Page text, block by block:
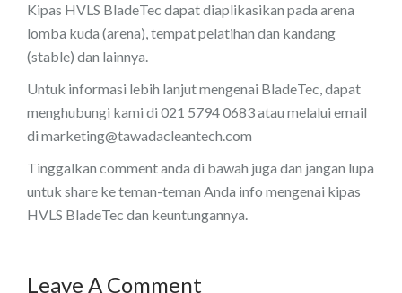
Kipas HVLS BladeTec dapat diaplikasikan pada arena
lomba kuda (arena), tempat pelatihan dan kandang
(stable) dan lainnya.
Untuk informasi lebih lanjut mengenai BladeTec, dapat
menghubungi kami di 021 5794 0683 atau melalui email
di marketing@tawadacleantech.com
Tinggalkan comment anda di bawah juga dan jangan lupa
untuk share ke teman-teman Anda info mengenai kipas
HVLS BladeTec dan keuntungannya.
Leave A Comment